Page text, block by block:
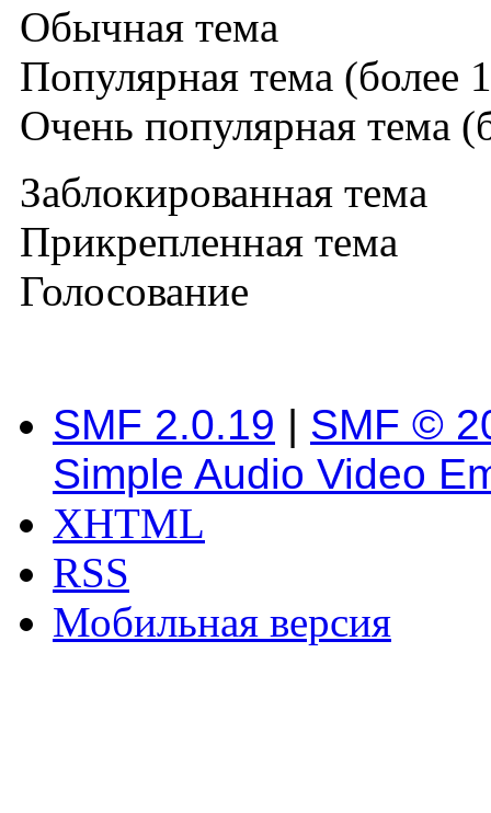
Обычная тема
Популярная тема (более
Очень популярная тема
Заблокированная тема
Прикрепленная тема
Голосование
SMF 2.0.19 | SMF ©
Simple Audio Video
XHTML
RSS
Мобильная версия